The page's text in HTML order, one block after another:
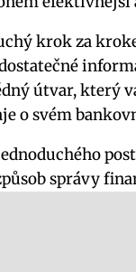
krok za
útvar, který
o svém
správy